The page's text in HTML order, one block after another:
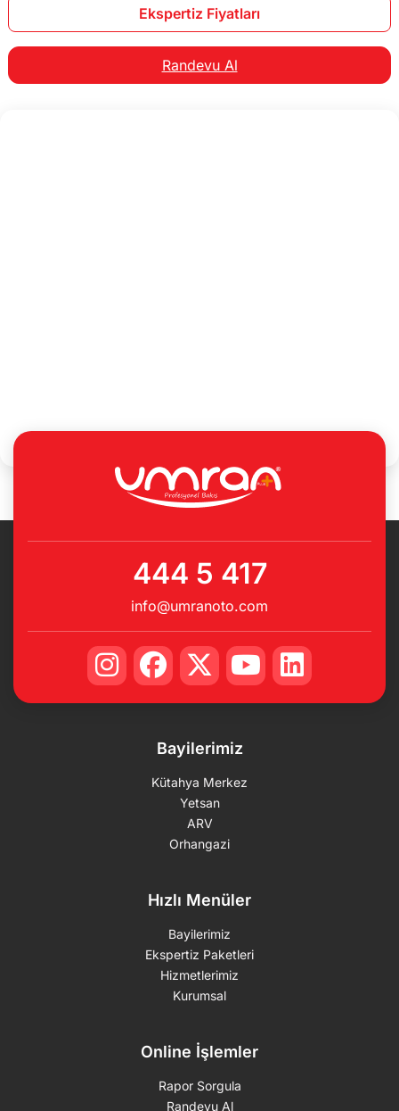
Ekspertiz Fiyatları
Randevu Al
444 5 417
info@umranoto.com
Bayilerimiz
Kütahya Merkez
Yetsan
ARV
Orhangazi
Hızlı Menüler
Bayilerimiz
Ekspertiz Paketleri
Hizmetlerimiz
Kurumsal
Online İşlemler
Rapor Sorgula
Randevu Al